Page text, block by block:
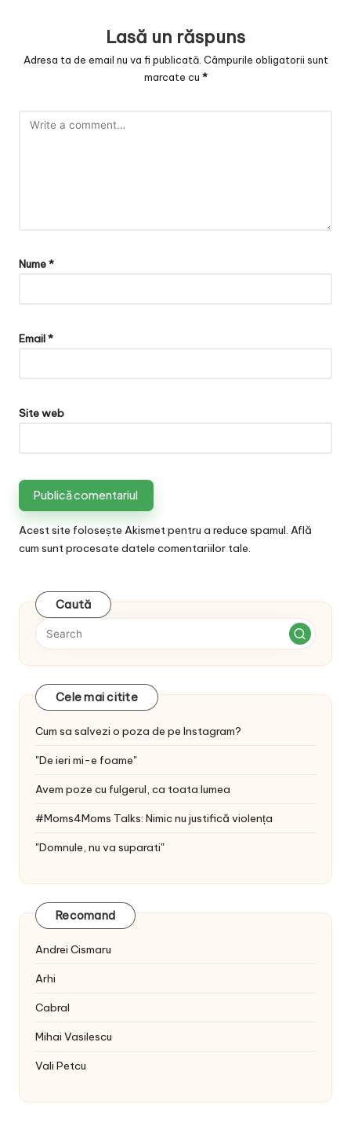
Lasă un răspuns
Adresa ta de email nu va fi publicată. Câmpurile obligatorii sunt
marcate cu *
Nume*
Email*
Site web
Acest site folosește Akismet pentru a reduce spamul. Află
cum sunt procesate datele comentariilor tale.
Caută
Cele mai citite
Cum sa salvezi o poza de pe Instagram?
"De ieri mi-e foame"
Avem poze cu fulgerul, ca toata lumea
#Moms4Moms Talks: Nimic nu justifică violența
"Domnule, nu va suparati"
Recomand
Andrei Cismaru
Arhi
Cabral
Mihai Vasilescu
Vali Petcu